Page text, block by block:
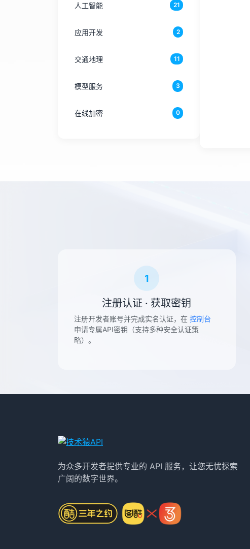
全国天气信息查询
微信域名拦截检测
人工智能 21
应用开发 2
交通地理 11
模型服务 3
在线加密 0
1
注册认证 · 获取密钥
注册开发者账号并完成实名认证，在 控制台
申请专属API密钥（支持多种安全认证策
略）。
为众多开发者提供专业的 API 服务，让您无忧探索
广阔的数字世界。